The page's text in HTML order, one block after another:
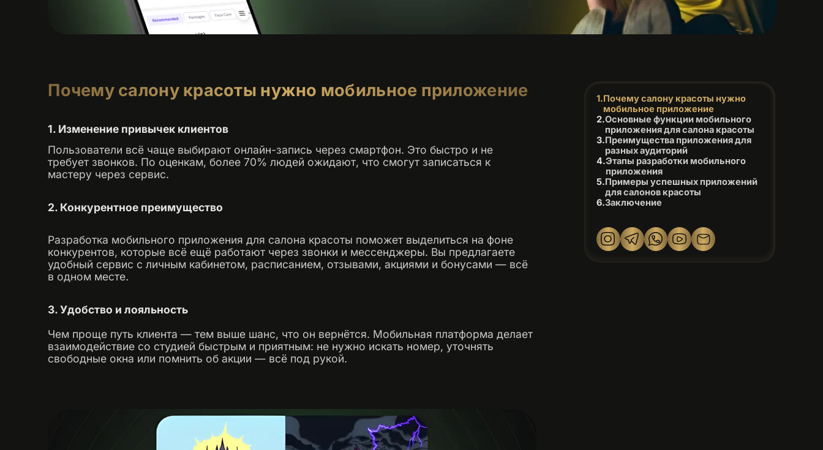
Почему салону красоты нужно мобильное приложение
1. Изменение привычек клиентов
Пользователи всё чаще выбирают онлайн-запись через смартфон. Это быстро и не
требует звонков. По оценкам, более 70% людей ожидают, что смогут записаться к
мастеру через сервис.
2. Конкурентное преимущество
Разработка мобильного приложения для салона красоты поможет выделиться на фоне
конкурентов, которые всё ещё работают через звонки и мессенджеры. Вы предлагаете
удобный сервис с личным кабинетом, расписанием, отзывами, акциями и бонусами — всё
в одном месте.
3. Удобство и лояльность
Чем проще путь клиента — тем выше шанс, что он вернётся. Мобильная платформа делает
взаимодействие со студией быстрым и приятным: не нужно искать номер, уточнять
свободные окна или помнить об акции — всё под рукой.
Почему салону красоты нужно
мобильное приложение
Основные функции мобильного
приложения для салона красоты
Преимущества приложения для
разных аудиторий
Этапы разработки мобильного
приложения
Примеры успешных приложений
для салонов красоты
Заключение